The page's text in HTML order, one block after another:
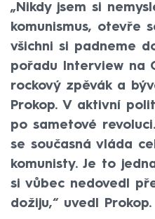
„Nikdy jsem si
komunismus, otevře
všichni si padneme
pořadu Interview na
rockový zpěvák a
Prokop. V aktivní
po sametové
se současná vláda
komunisty. Je to
si vůbec nedovedl
dožiju,“ uvedl Prokop.